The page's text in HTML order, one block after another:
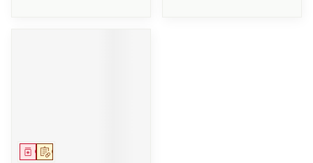
Op voorschrift
Geneesmiddel